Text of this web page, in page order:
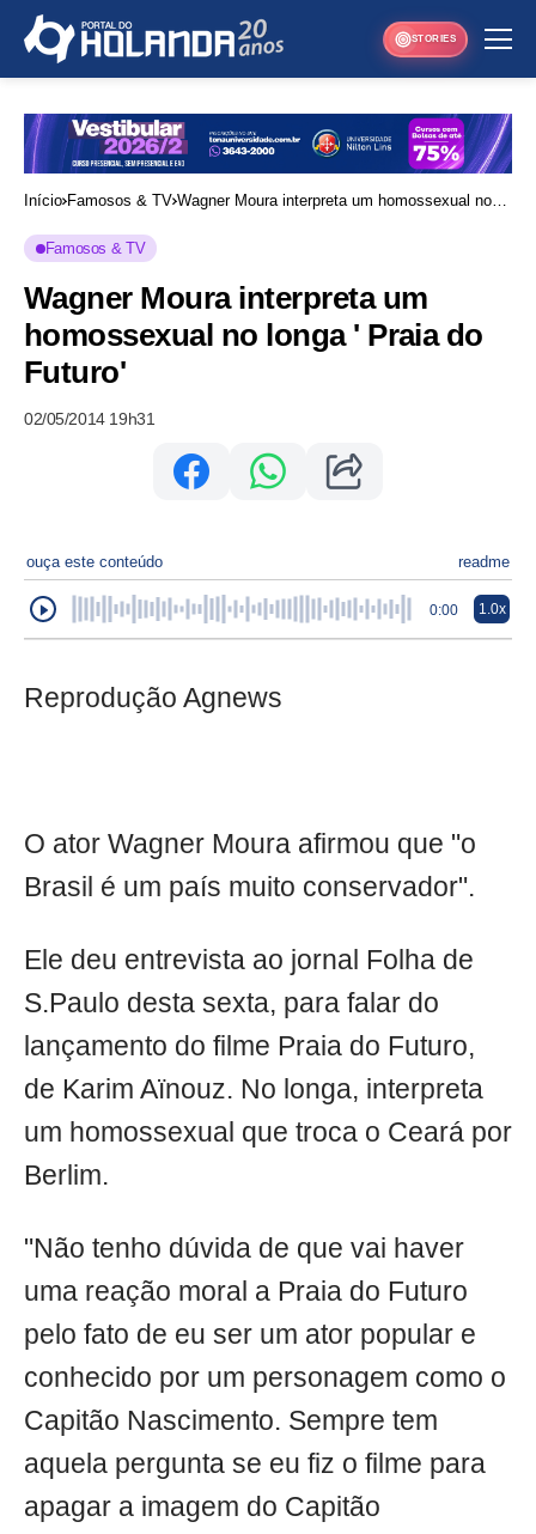
STORIES
Início Famosos & TV Wagner Moura interpreta um homossexual no
Famosos & TV
Wagner Moura interpreta um
homossexual no longa ' Praia do
Futuro'
02/05/2014 19h31
ouça este conteúdo readme
0:00 1.0x
Reprodução Agnews
O ator Wagner Moura afirmou que "o
Brasil é um país muito conservador".
Ele deu entrevista ao jornal Folha de
S.Paulo desta sexta, para falar do
lançamento do filme Praia do Futuro,
de Karim Aïnouz. No longa, interpreta
um homossexual que troca o Ceará por
Berlim.
"Não tenho dúvida de que vai haver
uma reação moral a Praia do Futuro
pelo fato de eu ser um ator popular e
conhecido por um personagem como o
Capitão Nascimento. Sempre tem
aquela pergunta se eu fiz o filme para
apagar a imagem do Capitão